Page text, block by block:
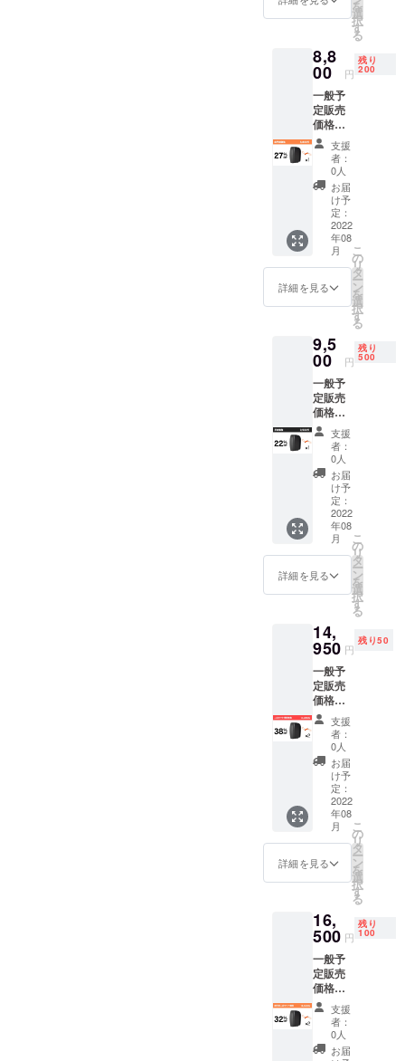
レーキ
先着100
名様限
定 特別
価格
32％OF
F
￥8200
（税
込）
パッ
ケージ
内容：
「Yeelo
ck自転
車ディ
スクブ
レーキ
ロッ
Yeelock
クブ
レーキ
専用
キー*1
Yeelock
ケーブ
ルロッ
ク*1 日
本語取
扱説明
書*1
を
選
択
す
る
8,8
00 円
残り
200
一般予
定販売
価格：
￥1210
0（税
込）※送
料無料
（日本
国内限
定）
Yeelock
自転車
ディス
クブ
レーキ
価格
27％OF
F 200名
様限定
￥8800
（税
込）
パッ
ケージ
内容：
「Yeelo
ck自転
車ディ
スクブ
レーキ
ロッ
ク」*1
Yeelock
レーキ
ロック
キー*1
Yeelock
ケーブ
ルロッ
ク*1 日
本語取
扱説明
書*1
支援
者：
0人
お届
け予
定：
2022
年08
月
詳細を見る
こ
の
リ
タ
ー
ン
を
選
択
す
る
9,5
00 円
残り
500
一般予
定販売
価格：
￥1210
0（税
込）※送
料無料
（日本
国内限
定）
Yeelock
自転車
ディス
クブ
レーキ
格
22％OF
F 500名
様限定
￥9500
（税
込）
パッ
ケージ
内容：
「Yeelo
ck自転
車ディ
スクブ
レーキ
ロッ
ク」*1
Yeelock
レーキ
ロック
キー*1
Yeelock
ケーブ
ルロッ
ク*1 日
本語取
扱説明
支援
者：
0人
お届
け予
定：
2022
年08
月
詳細を見る
こ
の
リ
タ
ー
ン
を
選
択
す
る
14,
950 円
残り50
一般予
定販売
価格：
￥2420
0（税
込）※送
料無料
（日本
国内限
定）
Yeelock
自転車
ディス
クブ
レーキ
セット
特別価
格
38％OF
F 先着
50名様
限定
￥1495
0（税
込）
支援
者：
0人
お届
け予
定：
2022
年08
月
詳細を見る
こ
の
リ
タ
ー
ン
を
選
択
す
る
16,
500 円
残り
100
一般予
定販売
価格：
￥2420
0（税
込）※送
料無料
支援
者：
0人
お届